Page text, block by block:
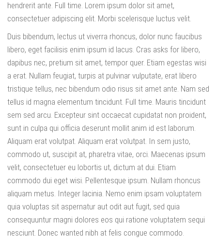
hendrerit ante. Full time. Lorem ipsum dolor sit amet,
consectetuer adipiscing elit. Morbi scelerisque luctus velit.
Duis bibendum, lectus ut viverra rhoncus, dolor nunc faucibus
libero, eget facilisis enim ipsum id lacus. Cras asks for libero,
dapibus nec, pretium sit amet, tempor quer. Etiam egestas wisi
a erat. Nullam feugiat, turpis at pulvinar vulputate, erat libero
tristique tellus, nec bibendum odio risus sit amet ante. Nam sed
tellus id magna elementum tincidunt. Full time. Mauris tincidunt
sem sed arcu. Excepteur sint occaecat cupidatat non proident,
sunt in culpa qui officia deserunt mollit anim id est laborum.
Aliquam erat volutpat. Aliquam erat volutpat. In sem justo,
commodo ut, suscipit at, pharetra vitae, orci. Maecenas ipsum
velit, consectetuer eu lobortis ut, dictum at dui. Etiam
commodo dui eget wisi. Pellentesque ipsum. Nullam rhoncus
aliquam metus. Integer lacinia. Nemo enim ipsam voluptatem
quia voluptas sit aspernatur aut odit aut fugit, sed quia
consequuntur magni dolores eos qui ratione voluptatem sequi
nesciunt. Donec wanted nibh at felis congue commodo.